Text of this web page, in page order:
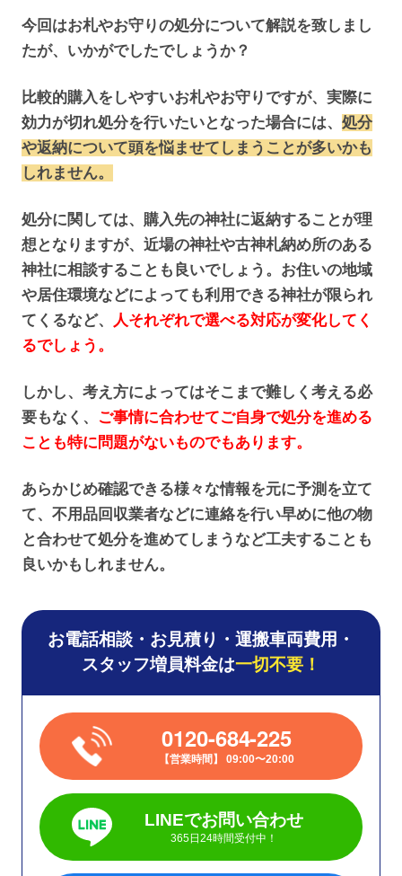
今回はお札やお守りの処分について解説を致しまし
たが、いかがでしたでしょうか？
比較的購入をしやすいお札やお守りですが、実際に
効力が切れ処分を行いたいとなった場合には、 処分
や返納について頭を悩ませてしまうことが多いかも
しれません。
処分に関しては、購入先の神社に返納することが理
想となりますが、近場の神社や古神札納め所のある
神社に相談することも良いでしょう。お住いの地域
や居住環境などによっても利用できる神社が限られ
てくるなど、
人それぞれで選べる対応が変化してく
るでしょう。
しかし、考え方によってはそこまで難しく考える必
要もなく、
ご事情に合わせてご自身で処分を進める
ことも特に問題がないものでもあります。
あらかじめ確認できる様々な情報を元に予測を立て
て、不用品回収業者などに連絡を行い早めに他の物
と合わせて処分を進めてしまうなど工夫することも
良いかもしれません。
お電話相談・お見積り・運搬車両費用・
スタッフ増員料金は一切不要！
0120-684-225
営業時間 09:00〜20:00
LINEでお問い合わせ
365日24時間受付中！